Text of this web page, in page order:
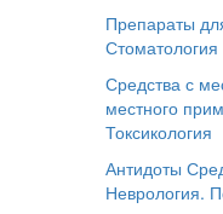
Препараты
Стоматология
Средства с
местного прим
Токсикология
Антидоты
Неврология.